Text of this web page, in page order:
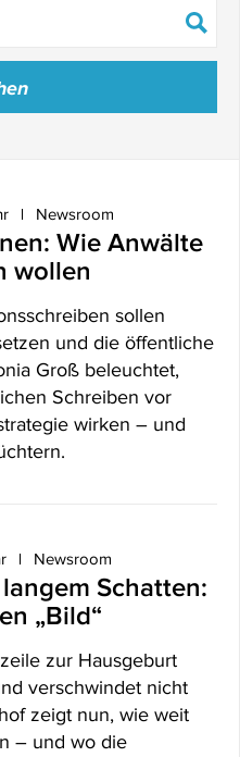
Newsroom
Wie Anwälte
wollen
sollen
und die öffentliche
Groß beleuchtet,
Schreiben vor
wirken – und
Newsroom
Schatten:
„Bild“
zur Hausgeburt
verschwindet nicht
zeigt nun, wie weit
– und wo die